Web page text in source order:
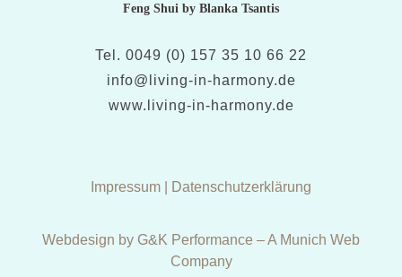
Feng Shui by Blanka Tsantis
Tel. 0049 (0) 157 35 10 66 22
info@living-in-harmony.de
www.living-in-harmony.de
Impressum Datenschutzerklärung
Webdesign by G&K Performance – A Munich Web
Company